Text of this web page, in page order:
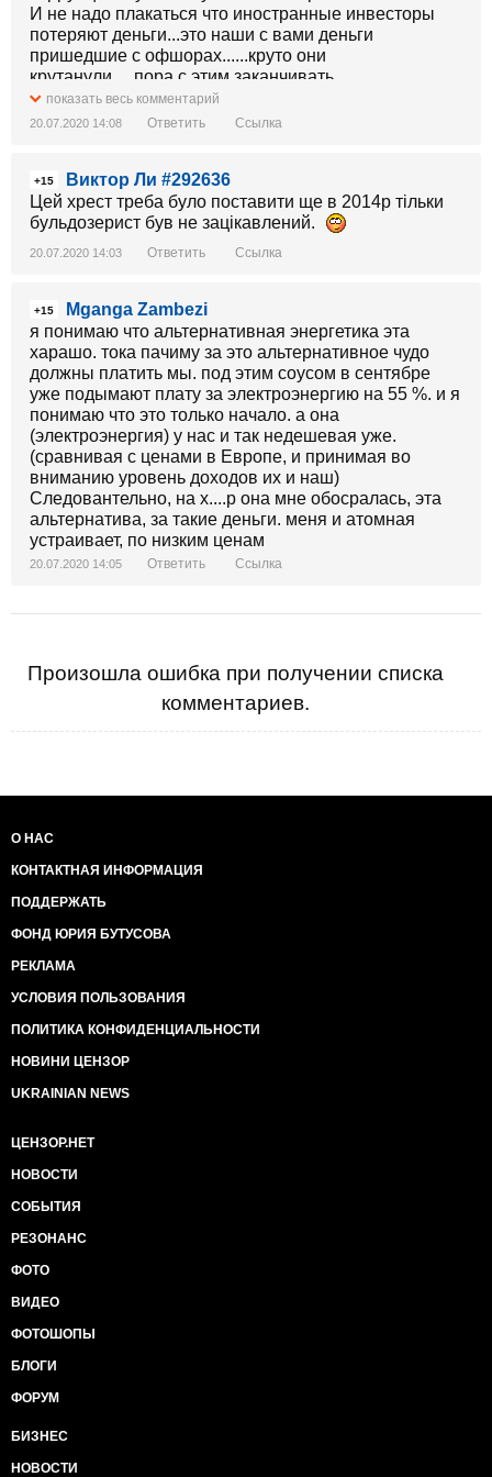
И не надо плакаться что иностранные инвесторы
потеряют деньги...это наши с вами деньги
пришедшие с офшорах......круто они
крутанули.....пора с этим заканчивать.
показать весь комментарий
20.07.2020 14:08 Ответить Ссылка
+15
Виктор Ли #292636
Цей хрест треба було поставити ще в 2014р тільки
бульдозерист був не зацікавлений.
20.07.2020 14:03 Ответить Ссылка
+15
Mganga Zambezi
я понимаю что альтернативная энергетика эта
харашо. тока пачиму за это альтернативное чудо
должны платить мы. под этим соусом в сентябре
уже подымают плату за электроэнергию на 55 %. и я
понимаю что это только начало. а она
(электроэнергия) у нас и так недешевая уже.
(сравнивая с ценами в Европе, и принимая во
вниманию уровень доходов их и наш)
Следовантельно, на х....р она мне обосралась, эта
альтернатива, за такие деньги. меня и атомная
устраивает, по низким ценам
20.07.2020 14:05 Ответить Ссылка
Произошла ошибка при получении списка
комментариев.
О НАС
КОНТАКТНАЯ ИНФОРМАЦИЯ
ПОДДЕРЖАТЬ
ФОНД ЮРИЯ БУТУСОВА
РЕКЛАМА
УСЛОВИЯ ПОЛЬЗОВАНИЯ
ПОЛИТИКА КОНФИДЕНЦИАЛЬНОСТИ
НОВИНИ ЦЕНЗОР
UKRAINIAN NEWS
ЦЕНЗОР.НЕТ
НОВОСТИ
СОБЫТИЯ
РЕЗОНАНС
ФОТО
ВИДЕО
ФОТОШОПЫ
БЛОГИ
ФОРУМ
БИЗНЕС
НОВОСТИ